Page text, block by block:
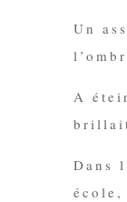
Un
A
Dans
école,